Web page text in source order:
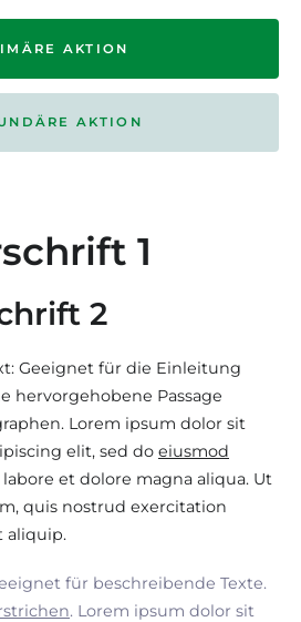
AKTION
AKTION
1
2
Geeignet für die Einleitung
hervorgehobene Passage
Lorem ipsum dolor sit
elit, sed do eiusmod
et dolore magna aliqua. Ut
quis nostrud exercitation
aliquip.
für beschreibende Texte.
. Lorem ipsum dolor sit